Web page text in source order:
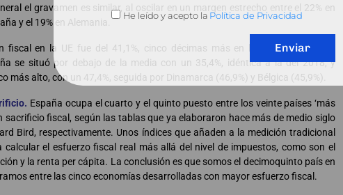
el gravamen es similar, al oscilar en un margen estrecho entre el 22% en
y el 19% en Alemania.
fiscal en la UE fue del 41,1%, cinco décimas más en los países del euro,
se situó por debajo de la media con un 35,4%, idéntica a la del 2018, y
más alto, con un 47,4%, seguida por Dinamarca (46,9%) y Bélgica (45,9%).
España ocupa el cuarto y el quinto puesto entre los veinte países ‘más
sacrificio fiscal, según las tablas que ya elaboraron hace más de medio siglo
Bird, respectivamente. Unos índices que añaden a la medición tradicional
el esfuerzo fiscal real más allá del nivel de impuestos, como son el
y la renta per cápita. La conclusión es que somos el decimoquinto país en
entre las cinco economías desarrolladas con mayor esfuerzo fiscal.
He leído y acepto la Política de Privacidad
Enviar